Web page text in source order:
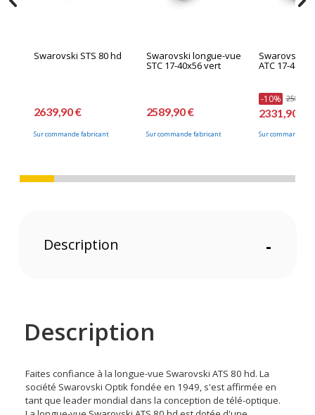
Swarovski STS 80 hd
2639,90 €
Sur commande fabricant
Swarovski longue-vue
STC 17-40x56 vert
2589,90 €
Sur commande fabricant
Swarovski
ATC 17-
-10% 2589,90
2331,90 €
Sur commande
Description -
Description
Faites confiance à la longue-vue Swarovski ATS 80 hd. La
société Swarovski Optik fondée en 1949, s'est affirmée en
tant que leader mondial dans la conception de télé-optique.